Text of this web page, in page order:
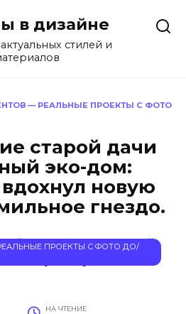
в дизайне
стилей и
— РЕАЛЬНЫЕ ПРОЕКТЫ С ФОТО
старой дачи
эко-дом:
новую
гнездо.
ПРОЕКТЫ С ФОТО ДО/
НА ЧТЕНИЕ